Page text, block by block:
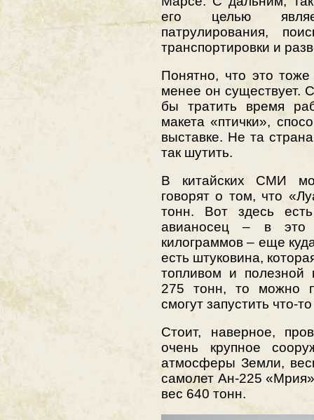
его целью
патрулирования,
транспортировки и
Понятно, что это
менее он существует.
бы тратить время
макета «птички»,
выставке. Не та
так шутить.
В китайских СМИ
говорят о том, что
тонн. Вот здесь
авианосец – в это
килограммов – еще
есть штуковина,
топливом и полезной
275 тонн, то можно
смогут запустить что-
Стоит, наверное,
очень крупное
атмосферы Земли,
самолет Ан-225
вес 640 тонн.